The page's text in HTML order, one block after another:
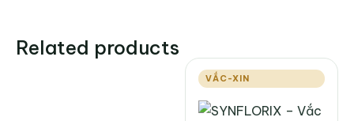
Related products
VẮC-XIN